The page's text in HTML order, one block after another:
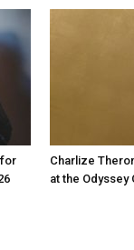
Charlize
at the Odyssey